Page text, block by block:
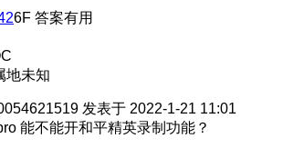
6F 答案有用
地未知
发表于 2022-1-21 11:01
能不能开和平精英录制功能？